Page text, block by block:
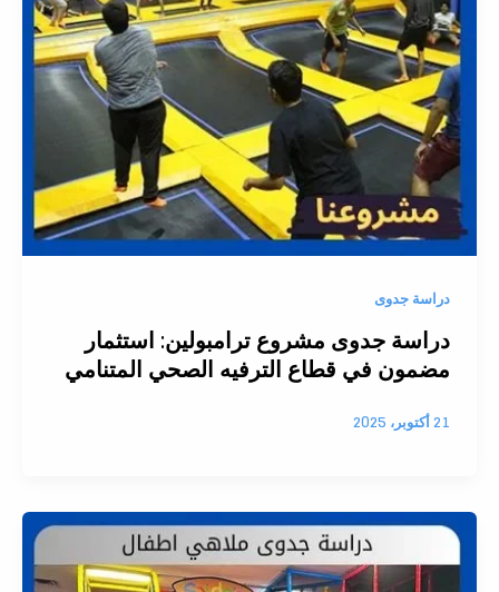
دراسة جدوى
دراسة جدوى مشروع ترامبولين: استثمار
مضمون في قطاع الترفيه الصحي المتنامي
21 أكتوبر، 2025